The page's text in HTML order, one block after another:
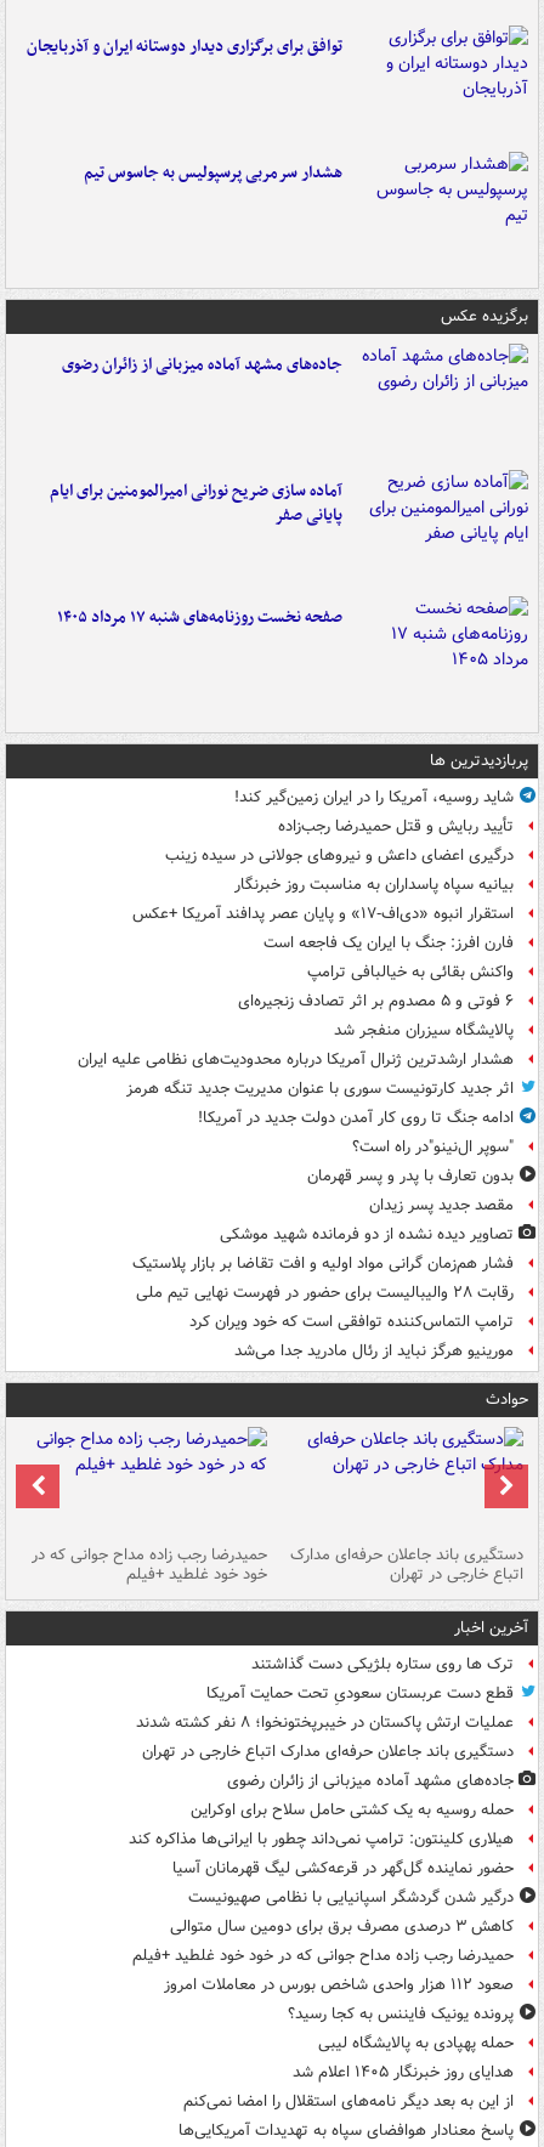
توافق برای برگزاری دیدار دوستانه ایران و آذربایجان
هشدار سرمربی پرسپولیس به جاسوس تیم
برگزیده عکس
جاده‌های مشهد آماده میزبانی از زائران رضوی
آماده سازی ضریح نورانی امیرالمومنین برای ایام
پایانی صفر
صفحه نخست روزنامه‌های شنبه ۱۷ مرداد ۱۴۰۵
پربازدیدترین ها
شاید روسیه، آمریکا را در ایران زمین‌گیر کند!
تأیید ربایش و قتل حمیدرضا رجب‌زاده
درگیری اعضای داعش و نیروهای جولانی در سیده زینب
بیانیه سپاه پاسداران به مناسبت روز خبرنگار
استقرار انبوه «دی‌اف‑۱۷» و پایان عصر پدافند آمریکا +عکس
فارن افرز: جنگ با ایران یک فاجعه است
واکنش بقائی به خیالبافی ترامپ
۶ فوتی و ۵ مصدوم بر اثر تصادف زنجیره‌ای
پالایشگاه سیزران منفجر شد
هشدار ارشدترین ژنرال آمریکا درباره محدودیت‌های نظامی علیه ایران
اثر جدید کارتونیست سوری با عنوان مدیریت جدید تنگه هرمز
ادامه جنگ تا روی کار آمدن دولت جدید در آمریکا!
"سوپر ال‌نینو"در راه است؟
بدون تعارف با پدر و پسر قهرمان
مقصد جدید پسر زیدان
تصاویر دیده‌ نشده از دو فرمانده شهید موشکی
فشار هم‌زمان گرانی مواد اولیه و افت تقاضا بر بازار پلاستیک
رقابت ۲۸ والیبالیست برای حضور در فهرست نهایی تیم ملی
ترامپ التماس‌کننده توافقی است که خود ویران کرد
مورینیو هرگز نباید از رئال مادرید جدا می‌شد
حوادث
دستگیری باند جاعلان حرفه‌ای مدارک
اتباع خارجی در تهران
حمیدرضا رجب زاده مداح جوانی که در
خود خود غلطید +فیلم
آخرین اخبار
ترک ها روی ستاره بلژیکی دست گذاشتند
قطع دست عربستان سعودیِ تحت حمایت آمریکا
عملیات ارتش پاکستان در خیبرپختونخوا؛ ۸ نفر کشته شدند
دستگیری باند جاعلان حرفه‌ای مدارک اتباع خارجی در تهران
جاده‌های مشهد آماده میزبانی از زائران رضوی
حمله روسیه به یک کشتی حامل سلاح برای اوکراین
هیلاری کلینتون: ترامپ نمی‌داند چطور با ایرانی‌ها مذاکره کند
حضور نماینده گل‌گهر در قرعه‌کشی لیگ قهرمانان آسیا
درگیر شدن گردشگر اسپانیایی با نظامی صهیونیست
کاهش ۳ درصدی مصرف برق برای دومین سال متوالی
حمیدرضا رجب زاده مداح جوانی که در خود خود غلطید +فیلم
صعود ۱۱۲ هزار واحدی شاخص بورس در معاملات امروز
پرونده یونیک فایننس به کجا رسید؟
حمله پهپادی به پالایشگاه لیبی
هدایای روز خبرنگار ۱۴۰۵ اعلام شد
از این به بعد دیگر نامه‌های استقلال را امضا نمی‌کنم
پاسخ معنادار هوافضای سپاه به تهدیدات آمریکایی‌ها